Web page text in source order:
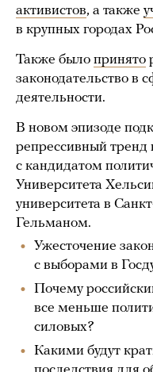
активистов, а также
в крупных городах
Также было принято
законодательство в
деятельности.
В новом эпизоде
репрессивный тренд
с кандидатом
Университета
университета в
Гельманом.
Ужесточение
с выборами в
Почему
все меньше
силовых?
Какими будут